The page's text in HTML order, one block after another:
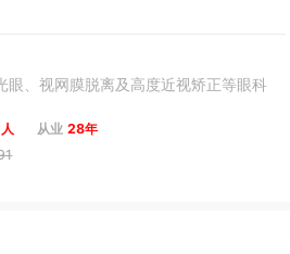
眼、视网膜脱离及高度近视矫正等眼科
从业 28年